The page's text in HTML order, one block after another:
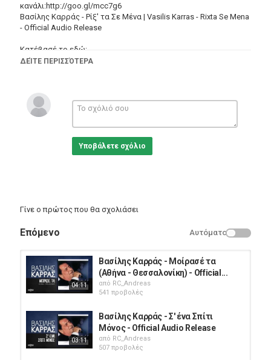
κανάλι:http://goo.gl/mcc7g6
Βασίλης Καρράς - Ρίξ' τα Σε Μένα | Vasilis Karras - Rixta Se Mena
- Official Audio Release
Κατέβασέ το εδώ:
iTunes: https://goo.gl/txvihq
Άκουσε όλα τα τραγούδια του δίσκου εδώ:
https://goo.gl/e8mhxW
http://goo.gl/mcc7g6
Like us on Facebook:http://on.fb.me/16GaxR3
Greek Music
ΔΕΊΤΕ ΠΕΡΙΣΣΌΤΕΡΑ
Υποβάλετε σχόλιο
Γίνε ο πρώτος που θα σχολιάσει
Επόμενο Αυτόματο
04:11
Βασίλης Καρράς - Μοίρασέ τα
(Αθήνα - Θεσσαλονίκη) - Official...
από RC_Andreas
541 προβολές
03:11
Βασίλης Καρράς - Σ' ένα Σπίτι
Μόνος - Official Audio Release
από RC_Andreas
507 προβολές